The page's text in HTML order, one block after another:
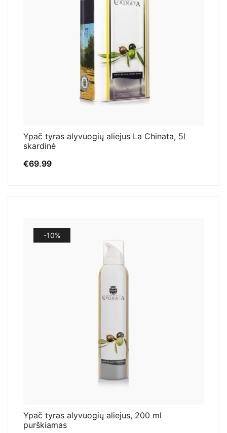
Ypač tyras alyvuogių aliejus La Chinata, 5l
skardinė
€69.99
-10%
Ypač tyras alyvuogių aliejus, 200 ml
purškiamas